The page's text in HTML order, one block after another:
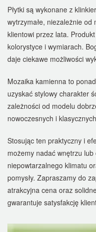
Płytki są wykonane z
wytrzymałe, niezależnie od
klientowi przez lata.
kolorystyce i wymiarach.
daje ciekawe możliwości
Mozaika kamienna to
uzyskać stylowy charakter
zależności od modelu
nowoczesnych i
Stosując ten praktyczny i
możemy nadać wnętrzu
niepowtarzalnego klimatu
pomysły. Zapraszamy do
atrakcyjna cena oraz
gwarantuje satysfakcję